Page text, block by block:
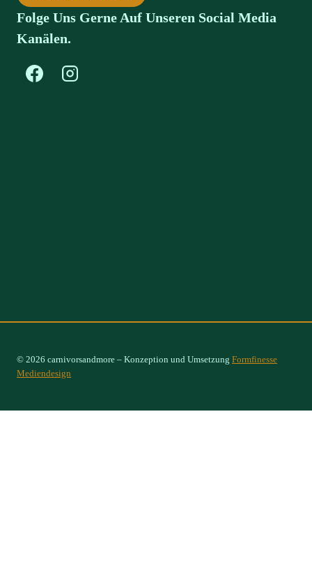
Folge Uns Gerne Auf Unseren Social Media
Kanälen.
© 2026 carnivorsandmore – Konzeption und Umsetzung Formfinesse
Mediendesign